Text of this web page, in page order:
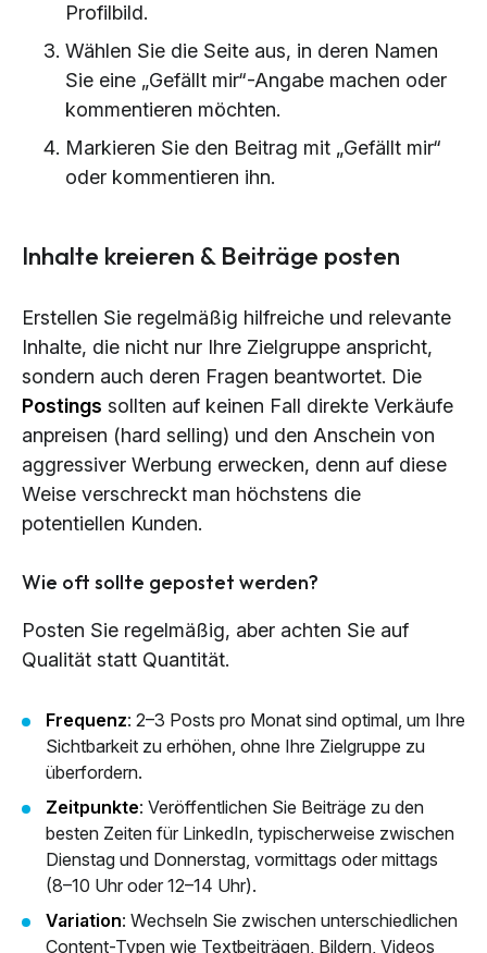
Profilbild.
Wählen Sie die Seite aus, in deren Namen
Sie eine „Gefällt mir“-Angabe machen oder
kommentieren möchten.
Markieren Sie den Beitrag mit „Gefällt mir“
oder kommentieren ihn.
Inhalte kreieren & Beiträge posten
Erstellen Sie regelmäßig hilfreiche und relevante
Inhalte, die nicht nur Ihre Zielgruppe anspricht,
sondern auch deren Fragen beantwortet. Die
Postings sollten auf keinen Fall direkte Verkäufe
anpreisen (hard selling) und den Anschein von
aggressiver Werbung erwecken, denn auf diese
Weise verschreckt man höchstens die
potentiellen Kunden.
Wie oft sollte gepostet werden?
Posten Sie regelmäßig, aber achten Sie auf
Qualität statt Quantität.
Frequenz: 2–3 Posts pro Monat sind optimal, um Ihre
Sichtbarkeit zu erhöhen, ohne Ihre Zielgruppe zu
überfordern.
Zeitpunkte: Veröffentlichen Sie Beiträge zu den
besten Zeiten für LinkedIn, typischerweise zwischen
Dienstag und Donnerstag, vormittags oder mittags
(8–10 Uhr oder 12–14 Uhr).
Variation: Wechseln Sie zwischen unterschiedlichen
Content-Typen wie Textbeiträgen, Bildern, Videos